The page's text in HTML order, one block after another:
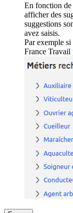
En fonction de
afficher des
suggestions
avez saisis.
Par exemple
France Travail